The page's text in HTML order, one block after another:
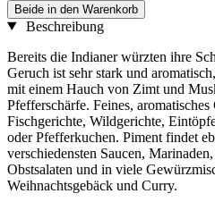
Beide in den Warenkorb
Beschreibung
Bereits die Indianer würzten ihre
Geruch ist sehr stark und
mit einem Hauch von Zimt und
Pfefferschärfe. Feines,
Fischgerichte, Wildgerichte,
oder Pfefferkuchen. Piment findet
verschiedensten Saucen,
Obstsalaten und in viele
Weihnachtsgebäck und Curry.